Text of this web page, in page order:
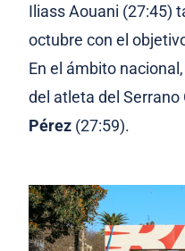
Iliass Aouani (27:45)
octubre con el
En el ámbito
del atleta del
Pérez (27:59).